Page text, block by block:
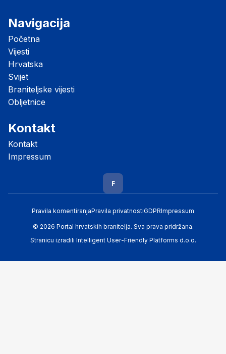
Navigacija
Početna
Vijesti
Hrvatska
Svijet
Braniteljske vijesti
Obljetnice
Kontakt
Kontakt
Impressum
F
Pravila komentiranjaPravila privatnostiGDPRImpressum
© 2026 Portal hrvatskih branitelja. Sva prava pridržana.
Stranicu izradili Intelligent User-Friendly Platforms d.o.o.